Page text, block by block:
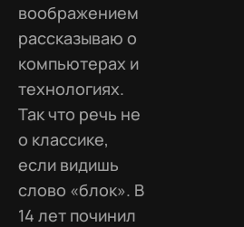
воображением
рассказываю о
компьютерах и
технологиях.
Так что речь не
о классике,
если видишь
слово «блок». В
14 лет починил